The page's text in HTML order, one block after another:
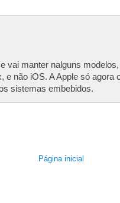
vai manter nalguns
e não iOS. A Apple só agora
sistemas embebidos.
Página inicial